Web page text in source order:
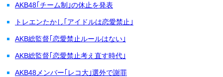
AKB48｢チーム制｣の休止を発表
トレエンたかし｢アイドルは恋愛禁止｣
AKB総監督｢恋愛禁止ルールはない｣
AKB総監督｢恋愛禁止考え直す時代｣
AKB48メンバー｢レコ大｣選外で謝罪